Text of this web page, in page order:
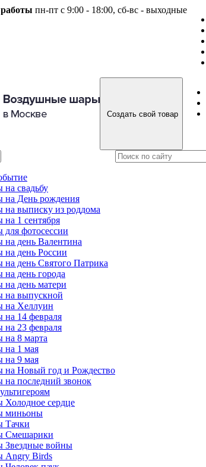
пн-пт с 9:00 - 18:00, сб-вс - выходные
Создать свой товар
свадьбу
День рождения
выписку из роддома
1 сентября
фотосессии
день Валентина
день России
день Святого Патрика
день города
день матери
выпускной
на Хеллуин
14 февраля
23 февраля
8 марта
1 мая
9 мая
Новый год и Рождество
последний звонок
сердце
миньоны
Тачки
Смешарики
войны
Angry Birds